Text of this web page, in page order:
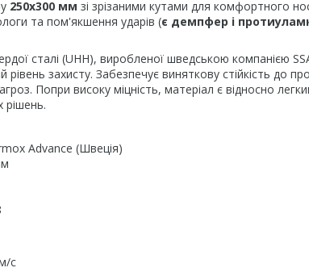
250х300 мм зі зрізаними кутами для комфортного
та пом'якшення ударів (є демпфер і
сталі (UHH), виробленої шведською компанією
захисту. Забезпечує виняткову стійкість до
Попри високу міцність, матеріал є відносно
рішень.
Advance (Швеція)
с